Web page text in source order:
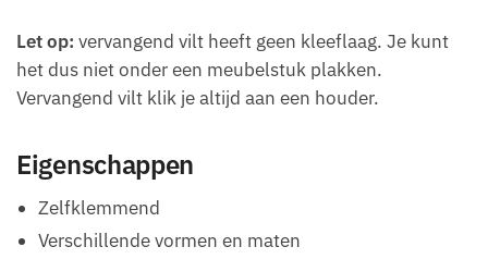
Let op: vervangend vilt heeft geen kleeflaag. Je kunt
het dus niet onder een meubelstuk plakken.
Vervangend vilt klik je altijd aan een houder.
Eigenschappen
Zelfklemmend
Verschillende vormen en maten